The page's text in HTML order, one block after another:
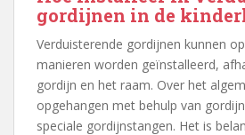
gordijnen in de
Verduisterende gordijnen kunnen
manieren worden geïnstalleerd,
gordijn en het raam. Over het
opgehangen met behulp van
speciale gordijnstangen. Het is